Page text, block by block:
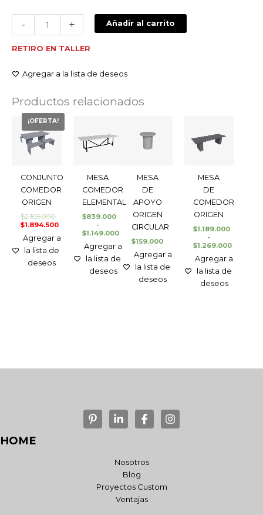
- + Añadir al carrito
RETIRO EN TALLER
Agregar a la lista de deseos
Productos relacionados
¡OFERTA!
CONJUNTO
COMEDOR
ORIGEN
$2.105.000
original
era:
$2.105.000.
$1.894.500
El
actual
es:
$1.894.500.
Agregar a
la lista de
deseos
MESA
COMEDOR
ELEMENTAL
$839.000
-
$1.149.000
precios:
desde
Agregar a
la lista de
deseos
MESA
DE
APOYO
ORIGEN
CIRCULAR
$159.000
Agregar a
la lista de
deseos
MESA
DE
COMEDOR
ORIGEN
$1.189.000
-
$1.269.000
precios:
desde
Agregar a
la lista de
deseos
HOME
Nosotros
Blog
Proyectos Custom
Ventajas